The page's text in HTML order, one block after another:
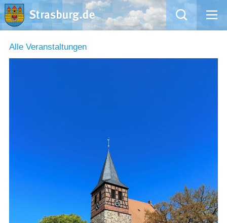
Mängelmeldung
Willkommen in Strasburg (Uckermark)
Alle Veranstaltungen